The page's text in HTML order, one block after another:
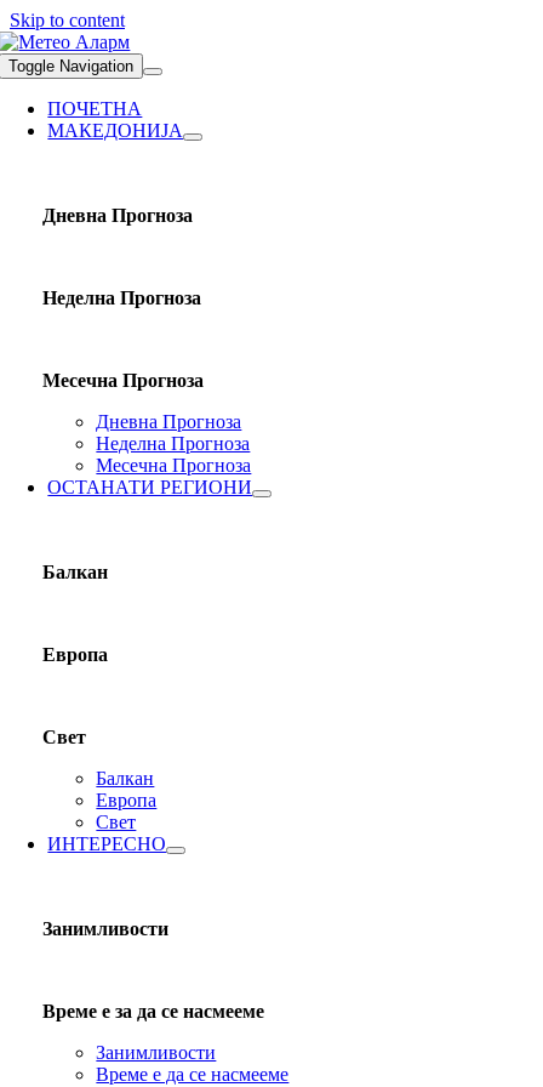
Skip to content
Toggle Navigation
ПОЧЕТНА
МАКЕДОНИЈА
Дневна Прогноза
Неделна Прогноза
Месечна Прогноза
Дневна Прогноза
Неделна Прогноза
Месечна Прогноза
ОСТАНАТИ РЕГИОНИ
Балкан
Европа
Свет
Балкан
Европа
Свет
ИНТЕРЕСНО
Занимливости
Време е за да се насмееме
Занимливости
Време е да се насмееме